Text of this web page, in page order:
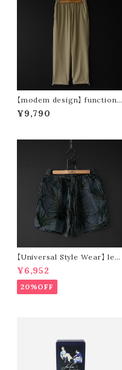
【modem design】 functional
drawstring pants (beige)
¥9,790
【Universal Style Wear】 leaf
short pants (black)
¥6,952
20%OFF